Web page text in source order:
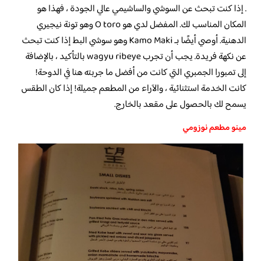
. إذا كنت تبحث عن السوشي والساشيمي عالي الجودة ، فهذا هو
المكان المناسب لك. المفضل لدي هو O toro وهو تونة نيجيري
الدهنية. أوصي أيضًا بـ Kamo Maki وهو سوشي البط إذا كنت تبحث
عن نكهة فريدة. يجب أن تجرب wagyu ribeye بالتأكيد ، بالإضافة
إلى تمبورا الجمبري التي كانت من أفضل ما جربته هنا في الدوحة!
كانت الخدمة استثنائية ، والآراء من المطعم جميلة! إذا كان الطقس
يسمح لك بالحصول على مقعد بالخارج.
مينو مطعم نوزومي